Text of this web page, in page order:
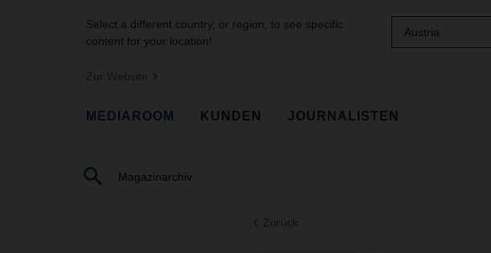
Select a different country, or region, to see specific
content for your location!
Austria
Zur Website
MEDIAROOM KUNDEN JOURNALISTEN
Zurück